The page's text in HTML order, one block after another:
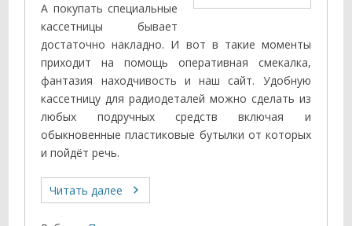
А покупать специальные
кассетницы бывает
достаточно накладно. И вот в такие моменты
приходит на помощь оперативная смекалка,
фантазия находчивость и наш сайт. Удобную
кассетницу для радиодеталей можно сделать из
любых подручных средств включая и
обыкновенные пластиковые бутылки от которых
и пойдёт речь.
Читать далее